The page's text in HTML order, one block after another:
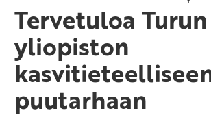
Tervetuloa Turun
yliopiston
puutarhaan